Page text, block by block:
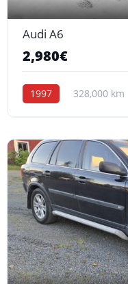
Audi A6
2,980€
1997 328,000 km